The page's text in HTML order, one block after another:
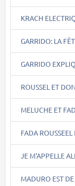
KRACH
GARRIDO: LA
GARRIDO
ROUSSEL ET
MELUCHE ET
FADA
JE M'APPELLE
MADURO EST